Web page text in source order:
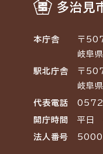
多治見
本庁舎
〒
岐阜
駅北庁舎
〒
岐阜
代表電話
開庁時間 平日
法人番号